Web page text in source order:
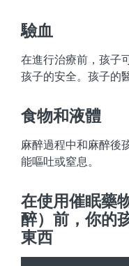
驗血
在進行治療前，孩子
孩子的安全。孩子的
食物和液體
麻醉過程中和麻醉後
能嘔吐或窒息。
在使用催眠藥
醉）前，你的
東西